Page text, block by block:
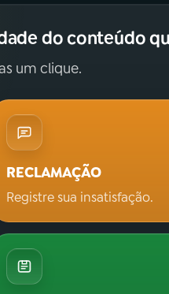
do conteúdo
um clique.
RECLAMAÇÃO
Registre sua insatisfação.